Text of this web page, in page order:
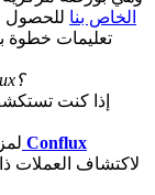
قم بزيارة دليل شراء Conflux الخاص بنا للحصول
تعليمات خطوة
ما هي الأصول المشفرة المماثلة لـ Conflux؟
إذا كنت
صفحة أصول Conflux
لاكتشاف العملات